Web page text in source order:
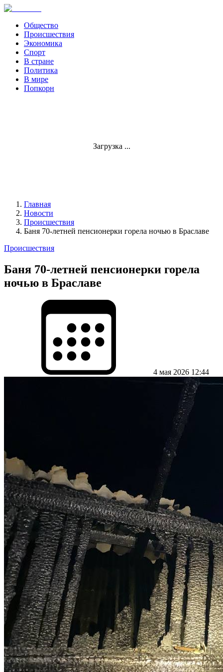
Общество
Происшествия
Экономика
Спорт
В стране
Политика
В мире
Попкорн
Загрузка ...
Главная
Новости
Происшествия
Баня 70-летней пенсионерки горела ночью в Браславе
Происшествия
Баня 70-летней пенсионерки горела
ночью в Браславе
4 мая 2026 12:44